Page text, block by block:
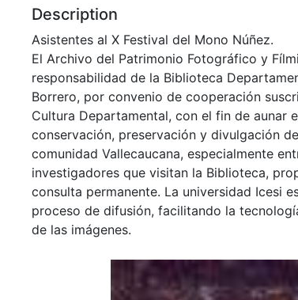
Description
Asistentes al X Festival del Mono Núñez.
El Archivo del Patrimonio Fotográfico y
responsabilidad de la Biblioteca
Borrero, por convenio de cooperación
Cultura Departamental, con el fin de aunar
conservación, preservación y divulgación
comunidad Vallecaucana, especialmente
investigadores que visitan la Biblioteca,
consulta permanente. La universidad Icesi
proceso de difusión, facilitando la
de las imágenes.